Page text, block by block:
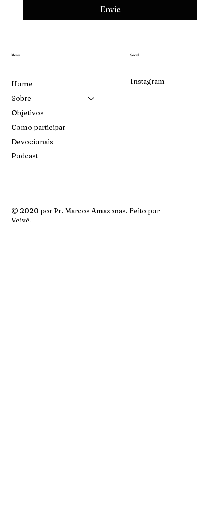
Menu
Home
Sobre
Objetivos
Como participar
Devocionais
Podcast
Social
Instagram
Envie
© 2020 por Pr. Marcos Amazonas. Feito por
Veivê.